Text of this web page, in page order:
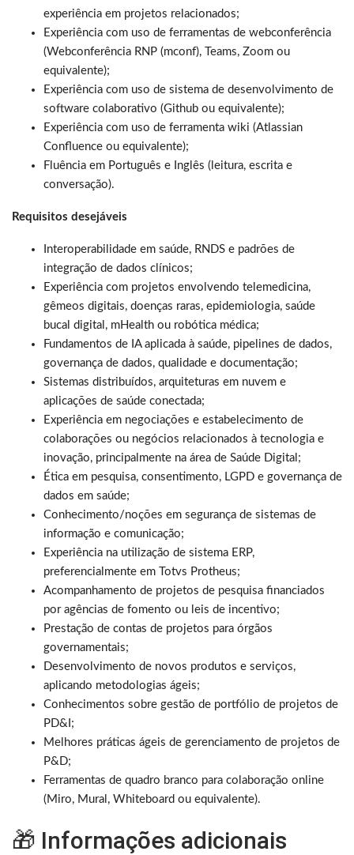
experiência em projetos relacionados;
Experiência com uso de ferramentas de webconferência
(Webconferência RNP (mconf), Teams, Zoom ou
equivalente);
Experiência com uso de sistema de desenvolvimento de
software colaborativo (Github ou equivalente);
Experiência com uso de ferramenta wiki (Atlassian
Confluence ou equivalente);
Fluência em Português e Inglês (leitura, escrita e
conversação).
Requisitos desejáveis
Interoperabilidade em saúde, RNDS e padrões de
integração de dados clínicos;
Experiência com projetos envolvendo telemedicina,
gêmeos digitais, doenças raras, epidemiologia, saúde
bucal digital, mHealth ou robótica médica;
Fundamentos de IA aplicada à saúde, pipelines de dados,
governança de dados, qualidade e documentação;
Sistemas distribuídos, arquiteturas em nuvem e
aplicações de saúde conectada;
Experiência em negociações e estabelecimento de
colaborações ou negócios relacionados à tecnologia e
inovação, principalmente na área de Saúde Digital;
Ética em pesquisa, consentimento, LGPD e governança de
dados em saúde;
Conhecimento/noções em segurança de sistemas de
informação e comunicação;
Experiência na utilização de sistema ERP,
preferencialmente em Totvs Protheus;
Acompanhamento de projetos de pesquisa financiados
por agências de fomento ou leis de incentivo;
Prestação de contas de projetos para órgãos
governamentais;
Desenvolvimento de novos produtos e serviços,
aplicando metodologias ágeis;
Conhecimentos sobre gestão de portfólio de projetos de
PD&I;
Melhores práticas ágeis de gerenciamento de projetos de
P&D;
Ferramentas de quadro branco para colaboração online
(Miro, Mural, Whiteboard ou equivalente).
🎁 Informações adicionais